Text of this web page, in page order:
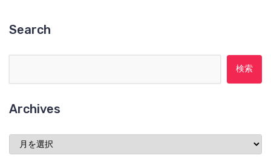
Search
Archives
Archives